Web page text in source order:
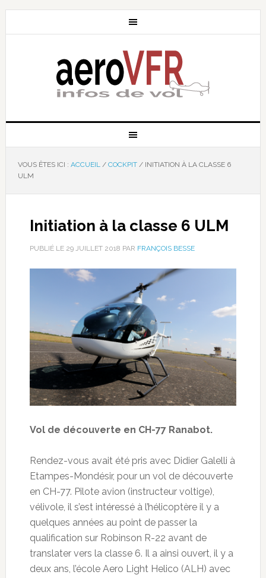
VOUS ÊTES ICI : ACCUEIL / COCKPIT /INITIATION À LA CLASSE 6
ULM
Initiation à la classe 6 ULM
PUBLIÉ LE 29 JUILLET 2018 PAR FRANÇOIS BESSE
Vol de découverte en CH-77 Ranabot.
Rendez-vous avait été pris avec Didier Galelli à
Etampes-Mondésir, pour un vol de découverte
en CH-77. Pilote avion (instructeur voltige),
vélivole, il s’est intéressé à l’hélicoptère il y a
quelques années au point de passer la
qualification sur Robinson R-22 avant de
translater vers la classe 6. Il a ainsi ouvert, il y a
deux ans, l’école Aero Light Helico (ALH) avec